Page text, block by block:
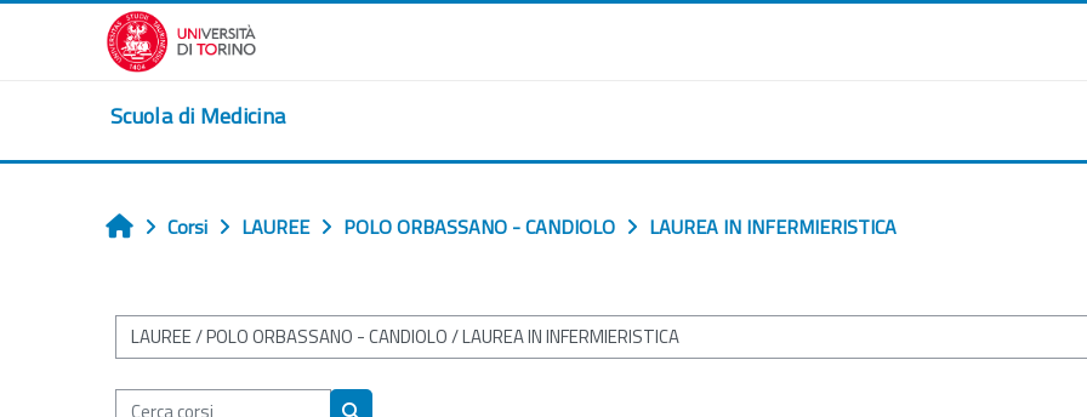
Vai al contenuto principale
Scuola di Medicina
Home
Corsi LAUREE POLO ORBASSANO - CANDIOLO LAUREA IN INFERMIERISTICA
Categorie di corso
Cerca corsi